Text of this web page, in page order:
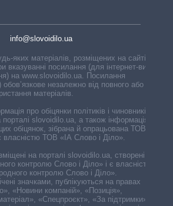
info@slovoidilo.ua
яких матеріалів, розміщених на сайті,
вказуванні посилання (для інтернет-видань
на www.slovoidilo.ua. Посилання
обов’язкове незалежно від повного або
матеріалів.
про обіцянки політиків і чиновників,
slovoidilo.ua, а також інформація про
обіцянок, зібрана й опрацьована ТОВ «ІА
власністю ТОВ «ІА Слово і Діло».
на порталі slovoidilo.ua, створені ГО
контролю Слово і Діло» і є власністю
контролю Слово і Діло».
значками, публікуються на правах
«Новини компаній», «Позиція»,
«Спецпроєкт», «За підтримки».